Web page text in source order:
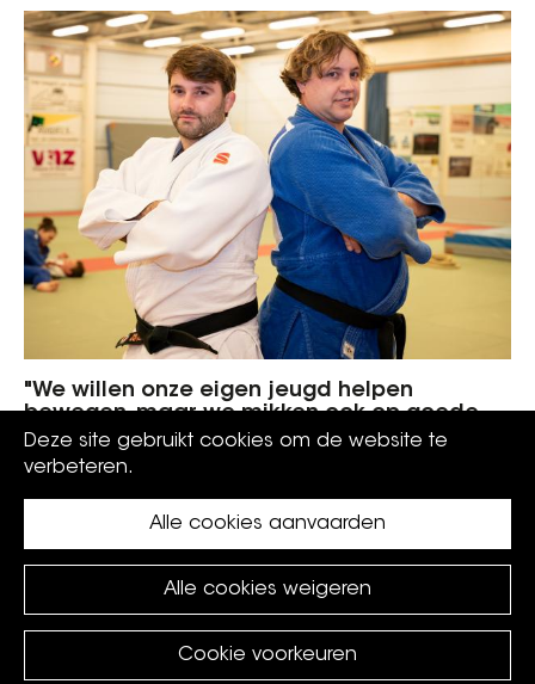
"We willen onze eigen jeugd helpen
bewegen, maar we mikken ook op goede
resultaten"
2026.privacy policy
Deze site gebruikt cookies om de website te
verbeteren.
Cookie voorkeuren
Alle cookies weigeren
Alle cookies aanvaarden